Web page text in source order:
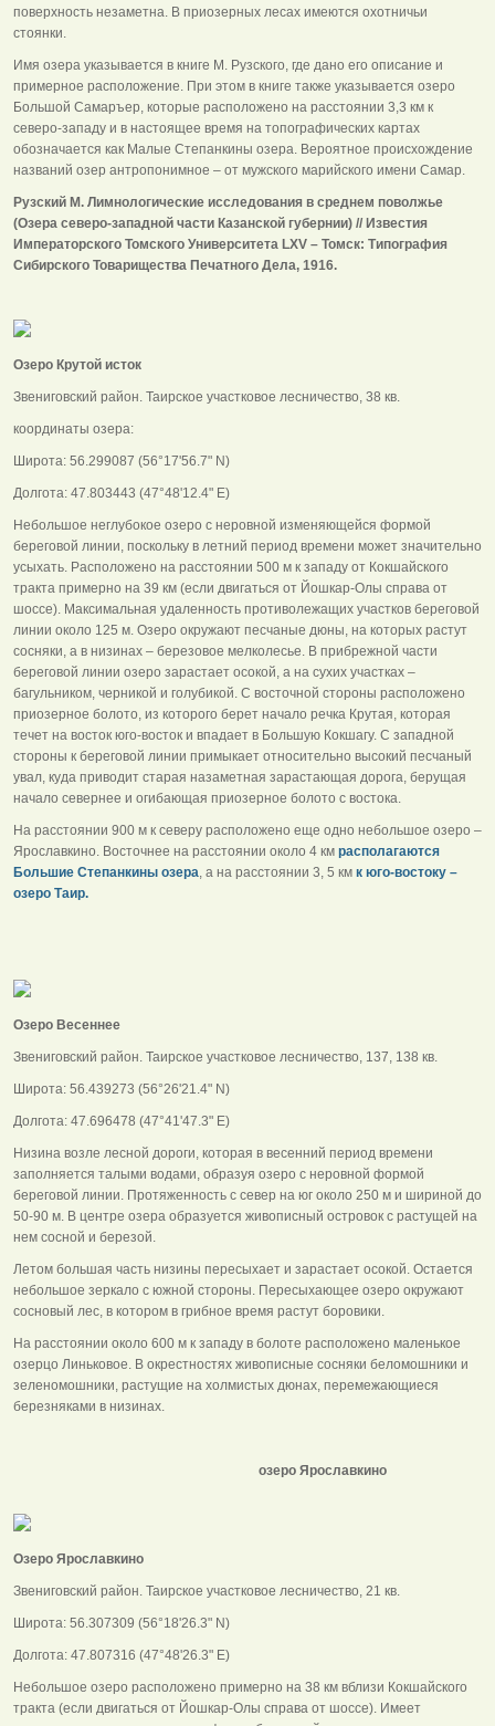
поверхность незаметна. В приозерных лесах имеются охотничьи
стоянки.
Имя озера указывается в книге М. Рузского, где дано его описание и
примерное расположение. При этом в книге также указывается озеро
Большой Самаръер, которые расположено на расстоянии 3,3 км к
северо-западу и в настоящее время на топографических картах
обозначается как Малые Степанкины озера. Вероятное происхождение
названий озер антропонимное – от мужского марийского имени Самар.
Рузский М. Лимнологические исследования в среднем поволжье
(Озера северо-западной части Казанской губернии) // Известия
Императорского Томского Университета LХV – Томск: Типография
Сибирского Товарищества Печатного Дела, 1916.
Озеро Крутой исток
Звениговский район. Таирское участковое лесничество, 38 кв.
координаты озера:
Широта: 56.299087 (56°17'56.7" N)
Долгота: 47.803443 (47°48'12.4" E)
Небольшое неглубокое озеро с неровной изменяющейся формой
береговой линии, поскольку в летний период времени может значительно
усыхать. Расположено на расстоянии 500 м к западу от Кокшайского
тракта примерно на 39 км (если двигаться от Йошкар-Олы справа от
шоссе). Максимальная удаленность противолежащих участков береговой
линии около 125 м. Озеро окружают песчаные дюны, на которых растут
сосняки, а в низинах – березовое мелколесье. В прибрежной части
береговой линии озеро зарастает осокой, а на сухих участках –
багульником, черникой и голубикой. С восточной стороны расположено
приозерное болото, из которого берет начало речка Крутая, которая
течет на восток юго-восток и впадает в Большую Кокшагу. С западной
стороны к береговой линии примыкает относительно высокий песчаный
увал, куда приводит старая назаметная зарастающая дорога, берущая
начало севернее и огибающая приозерное болото с востока.
На расстоянии 900 м к северу расположено еще одно небольшое озеро –
Ярославкино. Восточнее на расстоянии около 4 км располагаются
Большие Степанкины озера, а на расстоянии 3, 5 км к юго-востоку –
озеро Таир.
Озеро Весеннее
Звениговский район. Таирское участковое лесничество, 137, 138 кв.
Широта: 56.439273 (56°26'21.4" N)
Долгота: 47.696478 (47°41'47.3" E)
Низина возле лесной дороги, которая в весенний период времени
заполняется талыми водами, образуя озеро с неровной формой
береговой линии. Протяженность с север на юг около 250 м и шириной до
50-90 м. В центре озера образуется живописный островок с растущей на
нем сосной и березой.
Летом большая часть низины пересыхает и зарастает осокой. Остается
небольшое зеркало с южной стороны. Пересыхающее озеро окружают
сосновый лес, в котором в грибное время растут боровики.
На расстоянии около 600 м к западу в болоте расположено маленькое
озерцо Линьковое. В окрестностях живописные сосняки беломошники и
зеленомошники, растущие на холмистых дюнах, перемежающиеся
березняками в низинах.
озеро Ярославкино
Озеро Ярославкино
Звениговский район. Таирское участковое лесничество, 21 кв.
Широта: 56.307309 (56°18'26.3" N)
Долгота: 47.807316 (47°48'26.3" E)
Небольшое озеро расположено примерно на 38 км вблизи Кокшайского
тракта (если двигаться от Йошкар-Олы справа от шоссе). Имеет